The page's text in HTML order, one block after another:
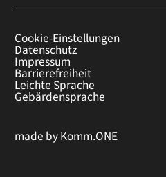
Cookie-Einstellungen
Datenschutz
Impressum
Barrierefreiheit
Leichte Sprache
Gebärdensprache
made byKomm.ONE